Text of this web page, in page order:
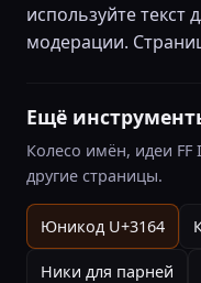
используйте текст
модерации.
Ещё
Колесо имён, идеи FF
другие страницы.
Юникод U+3164
Ники для парней